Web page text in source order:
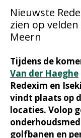
Nieuwste
zien op velden
Meern
Tijdens de
Van der Haeghe
Redexim en
vindt plaats op
locaties. Volop
golfbanen en